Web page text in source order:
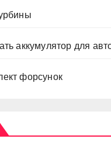
аккумулятор для
форсунок